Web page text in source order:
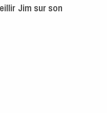
Jim sur son